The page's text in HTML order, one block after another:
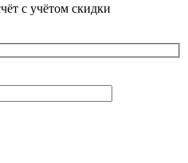
с учётом скидки